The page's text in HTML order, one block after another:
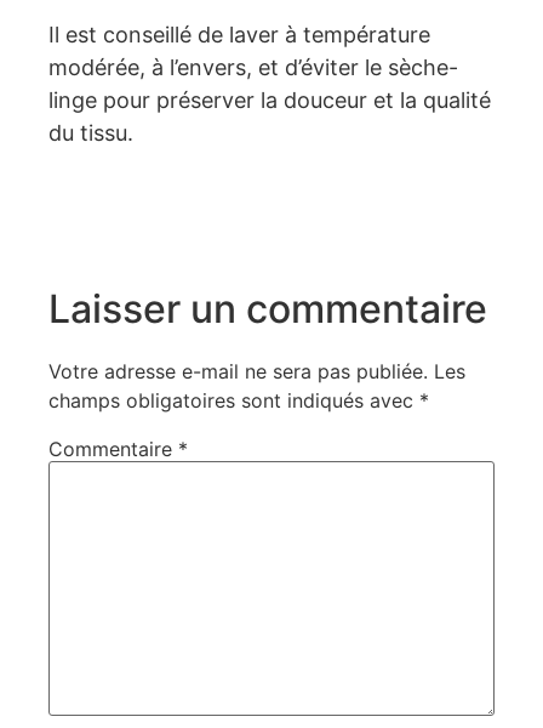
Il est conseillé de laver à température
modérée, à l’envers, et d’éviter le sèche-
linge pour préserver la douceur et la qualité
du tissu.
Laisser un commentaire
Votre adresse e-mail ne sera pas publiée. Les
champs obligatoires sont indiqués avec *
Commentaire *